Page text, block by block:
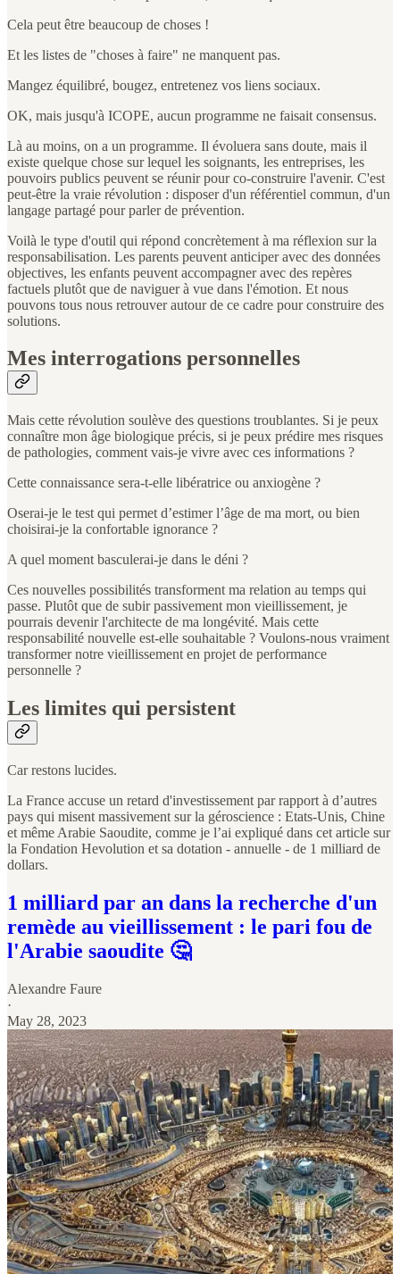
Cela peut être beaucoup de choses !
Et les listes de "choses à faire" ne manquent pas.
Mangez équilibré, bougez, entretenez vos liens sociaux.
OK, mais jusqu'à ICOPE, aucun programme ne faisait consensus.
Là au moins, on a un programme. Il évoluera sans doute, mais il
existe quelque chose sur lequel les soignants, les entreprises, les
pouvoirs publics peuvent se réunir pour co-construire l'avenir. C'est
peut-être la vraie révolution : disposer d'un référentiel commun, d'un
langage partagé pour parler de prévention.
Voilà le type d'outil qui répond concrètement à ma réflexion sur la
responsabilisation. Les parents peuvent anticiper avec des données
objectives, les enfants peuvent accompagner avec des repères
factuels plutôt que de naviguer à vue dans l'émotion. Et nous
pouvons tous nous retrouver autour de ce cadre pour construire des
solutions.
Mes interrogations personnelles
Mais cette révolution soulève des questions troublantes. Si je peux
connaître mon âge biologique précis, si je peux prédire mes risques
de pathologies, comment vais-je vivre avec ces informations ?
Cette connaissance sera-t-elle libératrice ou anxiogène ?
Oserai-je le test qui permet d’estimer l’âge de ma mort, ou bien
choisirai-je la confortable ignorance ?
A quel moment basculerai-je dans le déni ?
Ces nouvelles possibilités transforment ma relation au temps qui
passe. Plutôt que de subir passivement mon vieillissement, je
pourrais devenir l'architecte de ma longévité. Mais cette
responsabilité nouvelle est-elle souhaitable ? Voulons-nous vraiment
transformer notre vieillissement en projet de performance
personnelle ?
Les limites qui persistent
Car restons lucides.
La France accuse un retard d'investissement par rapport à d’autres
pays qui misent massivement sur la géroscience : Etats-Unis, Chine
et même Arabie Saoudite, comme je l’ai expliqué dans cet article sur
la Fondation Hevolution et sa dotation - annuelle - de 1 milliard de
dollars.
1 milliard par an dans la recherche d'un
remède au vieillissement : le pari fou de
l'Arabie saoudite 🤔
Alexandre Faure
·
May 28, 2023